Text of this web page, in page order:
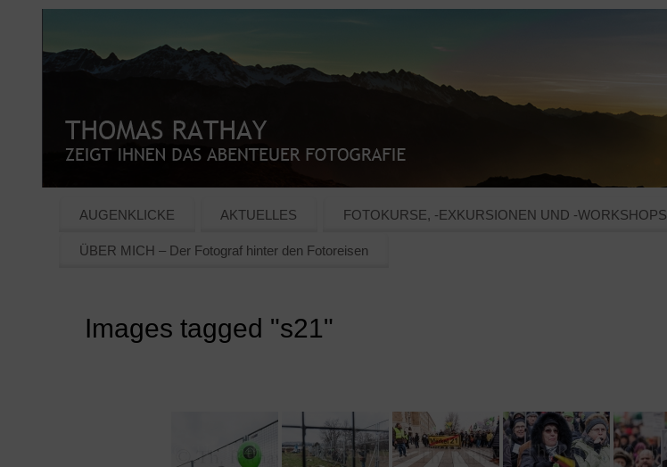
AUGENKLICKE AKTUELLES FOTOKURSE, -EXKURSIONEN UND -WORKSHOPS
ÜBER MICH – Der Fotograf hinter den Fotoreisen
Images tagged "s21"